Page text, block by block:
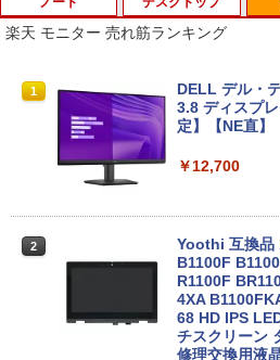
Anker
￥7,990
Anker
Anker
ラック
￥14,990
BRUCE
[Explicit]
BRUCE
[Explicit]
On My Road
￥250
【Amazon.co.jp
ET ラベルレス
by Amazon 天然
富士山の天然水
ウォーター ペ
￥1,380
by Amazon 天
￥1,117
薬屋のひとりご
ンガンコミック
異世界居酒屋「
エース)
ONE PIECE モ
クスDIGITAL)
￥594
1
【楽天1位常
デル ノートパ
語キーボード
ワイド液晶 フ
設定済
￥33,680
【マラソンP5
ノートパソコ
1
HP
Corei5-8500 /
windows11
B / M.2 SSD
￥28,800
Mouse
代Core i5
D256GB/
o】【中古/送
楽天 モニター 売れ筋ランキング
1
DELL デル・
3.8 ディスプ
定】【NE直】
￥12,700
2
Yoothi 互換品
B1100F
R1100F
4XA
68 HD IPS
チスクリーン
修理交換用液